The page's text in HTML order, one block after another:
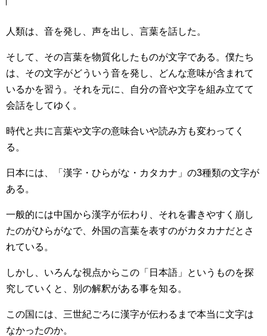
人類は、音を発し、声を出し、言葉を話した。
そして、その言葉を物質化したものが文字である。僕たち
は、その文字がどういう音を発し、どんな意味が含まれて
いるかを習う。それを元に、自分の音や文字を組み立てて
会話をしてゆく。
時代と共に言葉や文字の意味合いや読み方も変わってく
る。
日本には、「漢字・ひらがな・カタカナ」の3種類の文字が
ある。
一般的には中国から漢字が伝わり、それを書きやすく崩し
たのがひらがなで、外国の言葉を表すのがカタカナだとさ
れている。
しかし、いろんな視点からこの「日本語」というものを探
究していくと、別の解釈がある事を知る。
この国には、三世紀ごろに漢字が伝わるまで本当に文字は
なかったのか。